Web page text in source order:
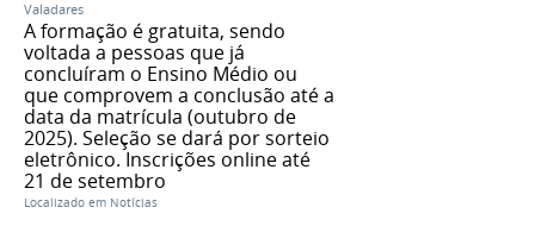
Valadares
A formação é gratuita, sendo
voltada a pessoas que já
concluíram o Ensino Médio ou
que comprovem a conclusão até a
data da matrícula (outubro de
2025). Seleção se dará por sorteio
eletrônico. Inscrições online até
21 de setembro
Localizado em Notícias